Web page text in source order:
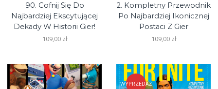
90. Cofnij Się Do
Najbardziej Ekscytującej
Dekady W Historii Gier!
109,00 zł
2. Kompletny Przewodnik
Po Najbardziej Ikonicznej
Postaci Z Gier
109,00 zł
WYPRZEDAŻ